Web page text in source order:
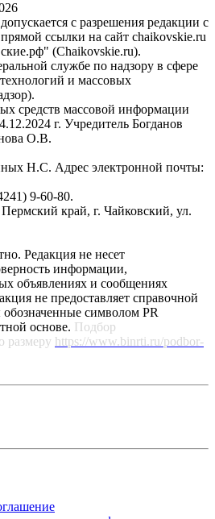
с разрешения редакции с
ссылки на сайт chaikovskie.ru
(Chaikovskie.ru).
службе по надзору в сфере
и массовых
средств массовой информации
г. Учредитель Богданов
О.В.
Н.С. Адрес электронной почты:
9-60-80.
край, г. Чайковский, ул.
Редакция не несет
информации,
объявлениях и сообщениях
не предоставляет справочной
символом PR
основе. Подбор
размеру https://www.binrti.ru/podbor-